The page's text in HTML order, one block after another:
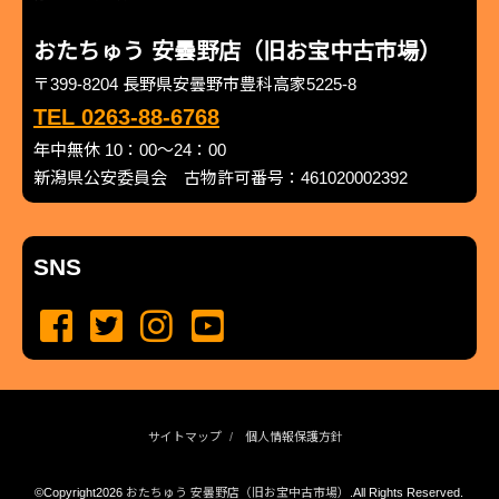
おたちゅう 安曇野店（旧お宝中古市場）
〒399-8204 長野県安曇野市豊科高家5225-8
TEL 0263-88-6768
年中無休 10：00～24：00
新潟県公安委員会 古物許可番号：461020002392
SNS
サイトマップ 個人情報保護方針
©Copyright2026 おたちゅう 安曇野店（旧お宝中古市場） .All Rights Reserved.